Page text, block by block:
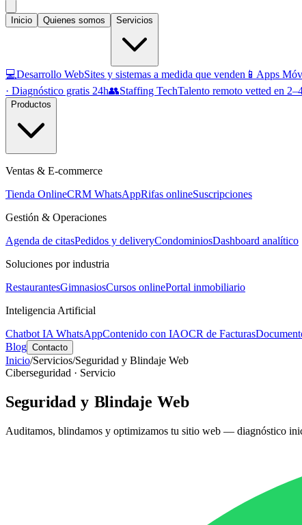
Inicio Quienes somos Servicios
💻Desarrollo WebSites y sistemas a medida que venden 📱 Apps
· Diagnóstico gratis 24h👥Staffing TechTalento remoto vetted en
Productos
Ventas & E-commerce
Tienda OnlineCRM WhatsAppRifas onlineSuscripciones
Gestión & Operaciones
Agenda de citasPedidos y deliveryCondominiosDashboard analítico
Soluciones por industria
RestaurantesGimnasiosCursos onlinePortal inmobiliario
Inteligencia Artificial
Chatbot IA WhatsAppContenido con IAOCR de Facturas
Blog Contacto
Inicio/Servicios/Seguridad y Blindaje Web
Ciberseguridad · Servicio
Seguridad y Blindaje Web
Auditamos, blindamos y optimizamos tu sitio web — diagnóstico